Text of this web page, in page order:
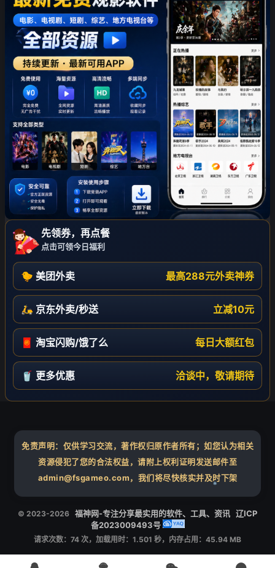
先领券，再点餐
点击可领今日福利
🐤 美团外卖 最高288元外卖神券
🛵 京东外卖/秒送 立减10元
🧧 淘宝闪购/饿了么 每日大额红包
🥤 更多优惠 洽谈中，敬请期待
免责声明：仅供学习交流，著作权归原作者所有；如您认为相关
资源侵犯了您的合法权益，请附上权利证明发送邮件至
admin@fsgameo.com，我们将尽快核实并及时下架
© 2023-2026 福神网-专注分享最实用的软件、工具、资讯 辽ICP
备2023009493号
请求次数：74 次，加载用时：1.501 秒，内存占用：45.94 MB
❄